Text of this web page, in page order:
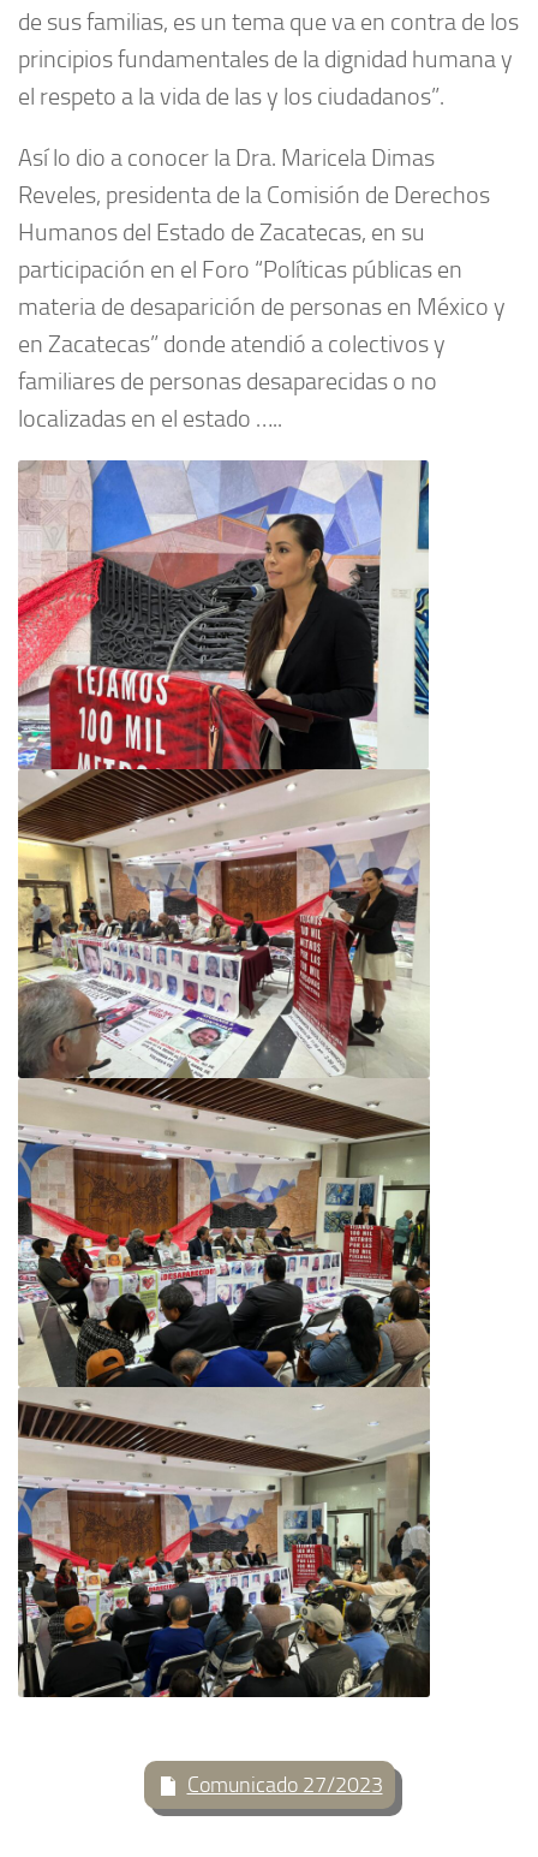
de sus familias, es un tema que va en contra de los
principios fundamentales de la dignidad humana y
el respeto a la vida de las y los ciudadanos”.
Así lo dio a conocer la Dra. Maricela Dimas
Reveles, presidenta de la Comisión de Derechos
Humanos del Estado de Zacatecas, en su
participación en el Foro “Políticas públicas en
materia de desaparición de personas en México y
en Zacatecas” donde atendió a colectivos y
familiares de personas desaparecidas o no
localizadas en el estado …..
Comunicado 27/2023